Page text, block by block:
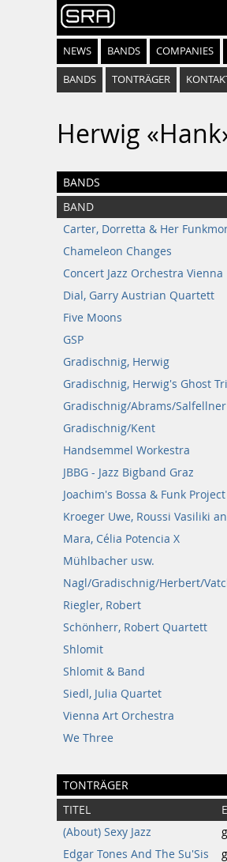
NEWS BANDS COMPANIES
BANDS TONTRÄGER
Herwig
BANDS
BAND
Carter, Dorretta & Her
Chameleon Changes
Concert Jazz Orchestra Vienna
Dial, Garry Austrian Quartett
Five Moons
GSP
Gradischnig, Herwig
Gradischnig, Herwig's Ghost
Gradischnig/Abrams/Salfellner
Gradischnig/Kent
Handsemmel Workestra
JBBG - Jazz Bigband Graz
Joachim's Bossa & Funk Project
Kroeger Uwe, Roussi Vasiliki
Mara, Célia Potencia X
Mühlbacher usw.
Nagl/Gradischnig/Herbert/
Riegler, Robert
Schönherr, Robert Quartett
Shlomit
Shlomit & Band
Siedl, Julia Quartet
Vienna Art Orchestra
We Three
TONTRÄGER
TITEL
(About) Sexy Jazz
Edgar Tones And The Su'Sis